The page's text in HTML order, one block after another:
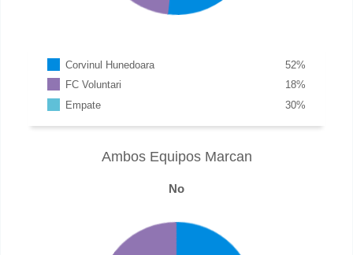
Corvinul Hunedoara %
52
FC Voluntari
%
18
Empate
%
30
Ambos Equipos Marcan
No